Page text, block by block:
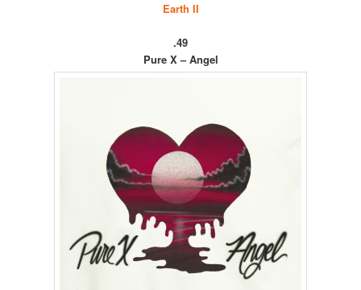
Earth II
49.
Pure X – Angel